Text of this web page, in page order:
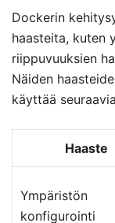
Dockerin
haasteita, kuten
riippuvuuksien
Näiden
käyttää
Haaste
Ympäristön
konfigurointi